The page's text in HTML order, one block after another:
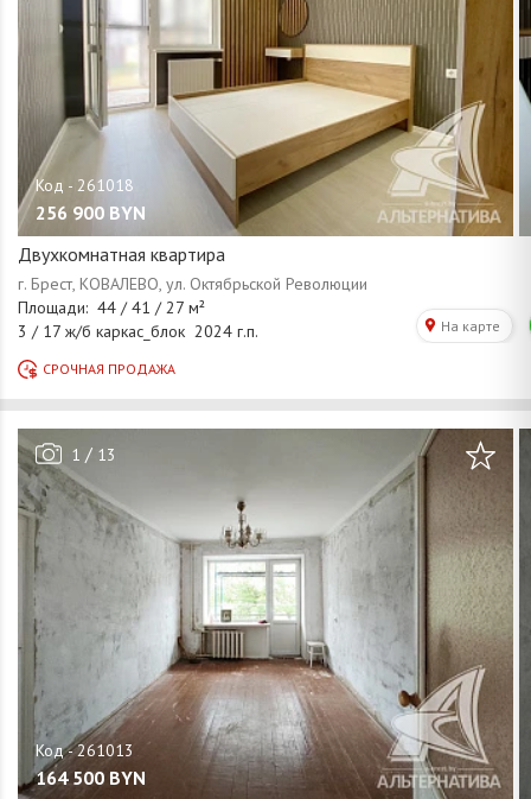
256 900 BYN
Двухкомнатная квартира
1 / 13
164 500 BYN